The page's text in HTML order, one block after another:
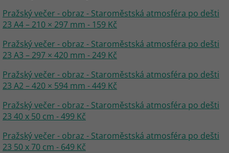
Pražský večer - obraz - Staroměstská atmosféra po dešti
23 A4 – 210 × 297 mm - 159 Kč
Pražský večer - obraz - Staroměstská atmosféra po dešti
23 A3 – 297 × 420 mm - 249 Kč
Pražský večer - obraz - Staroměstská atmosféra po dešti
23 A2 – 420 × 594 mm - 449 Kč
Pražský večer - obraz - Staroměstská atmosféra po dešti
23 40 x 50 cm - 499 Kč
Pražský večer - obraz - Staroměstská atmosféra po dešti
23 50 x 70 cm - 649 Kč